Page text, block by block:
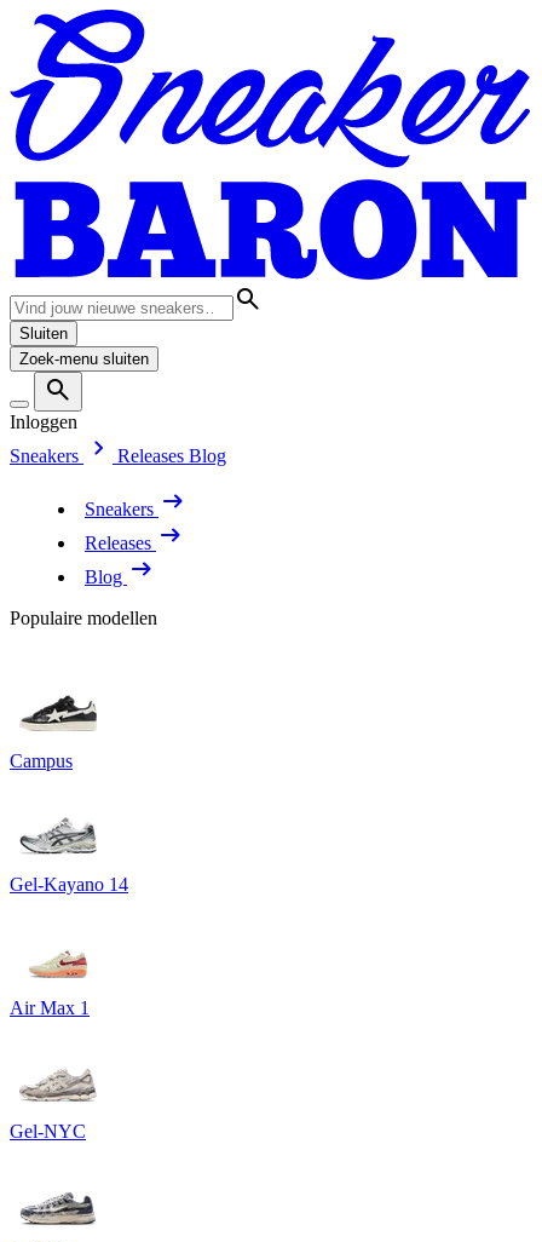
Sluiten
Zoek-menu sluiten
Inloggen
Sneakers
Releases Blog
Sneakers
Releases
Blog
Populaire modellen
Campus
Gel-Kayano 14
Air Max 1
Gel-NYC